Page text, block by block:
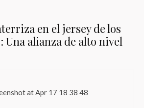
en el jersey de los
Una alianza de alto nivel